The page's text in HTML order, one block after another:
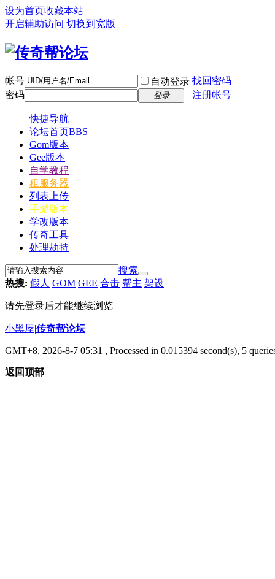
设为首页收藏本站
开启辅助访问 切换到宽版
帐号 自动登录 找回密码
密码
登录 注册帐号
快捷导航
论坛首页BBS
Gom版本
Gee版本
自学教程
租服务器
列表上传
手游版本
学改版本
传奇工具
处理劫持
搜索
热搜: 假人 GOM GEE 合击 帮主 架设
请先登录后才能继续浏览
小黑屋|传奇帮论坛
GMT+8, 2026-8-7 05:31 , Processed in 0.015394 second(s), 5
返回顶部